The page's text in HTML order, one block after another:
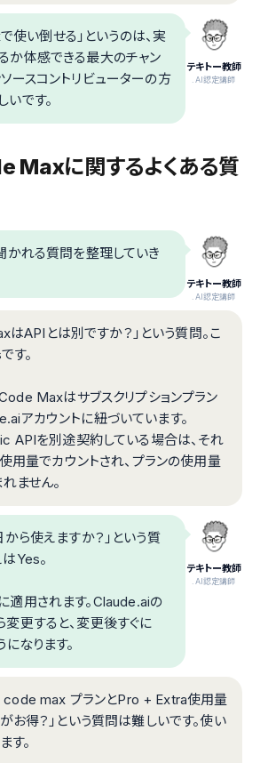
テキトー教師
.AI認定講師
使い倒せる」というのは、実
か体感できる最大のチャン
ースコントリビューターの方
です。
Maxに関するよくある質
テキトー教師
.AI認定講師
かれる質問を整理していき
はAPIとは別ですか？」という質問。こ
す。
Maxはサブスクリプションプラン
アカウントに紐づいています。
APIを別途契約している場合は、それ
用量でカウントされ、プランの使用量
ません。
テキトー教師
.AI認定講師
ら使えますか？」という質
Yes。
適用されます。Claude.aiの
更すると、変更後すぐに
なります。
code max プランとPro + Extra使用量
お得？」という質問は難しいです。使い
す。